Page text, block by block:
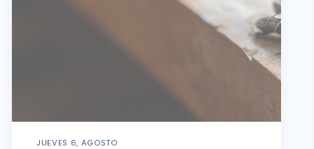
JUEVES 6, AGOSTO